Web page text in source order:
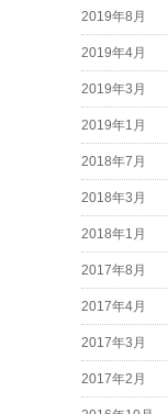
2019年8月
2019年4月
2019年3月
2019年1月
2018年7月
2018年3月
2018年1月
2017年8月
2017年4月
2017年3月
2017年2月